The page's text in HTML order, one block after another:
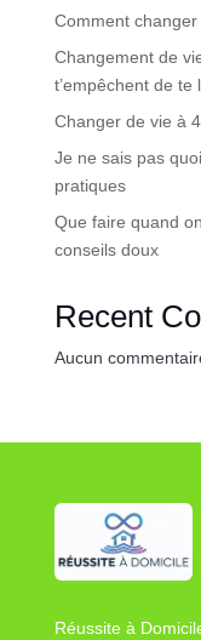
Comment
Changement de
t’empêchent de te
Changer de vie à
Je ne sais pas
pratiques
Que faire quand
conseils doux
Recent
Aucun
Réussite à